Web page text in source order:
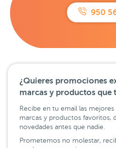
950
¿Quieres promociones
marcas y productos que
Recibe en tu email las
marcas y productos favoritos,
novedades antes que nadie.
Prometemos no molestar,